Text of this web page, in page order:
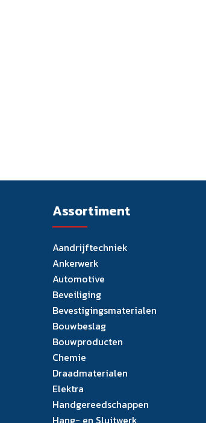
Assortiment
Aandrijftechniek
Ankerwerk
Automotive
Beveiliging
Bevestigingsmaterialen
Bouwbeslag
Bouwproducten
Chemie
Draadmaterialen
Elektra
Handgereedschappen
Hang- en Sluitwerk